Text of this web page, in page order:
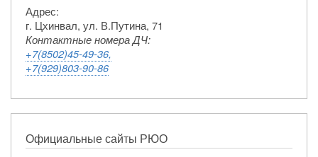
Адрес:
г. Цхинвал, ул. В.Путина, 71
Контактные номера ДЧ:
+7(8502)45-49-36,
+7(929)803-90-86
Официальные сайты РЮО